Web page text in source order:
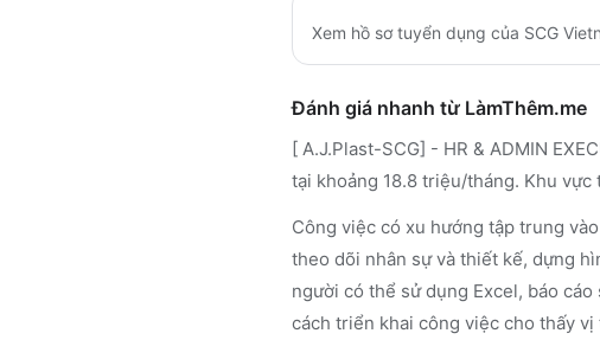
Xem hồ sơ tuyển dụng của SCG
Đánh giá nhanh từ LàmThêm.me
[ A.J.Plast-SCG] - HR & ADMIN
tại khoảng 18.8 triệu/tháng. Khu
Công việc có xu hướng tập trung
theo dõi nhân sự và thiết kế, dựng
người có thể sử dụng Excel, báo
cách triển khai công việc cho thấy